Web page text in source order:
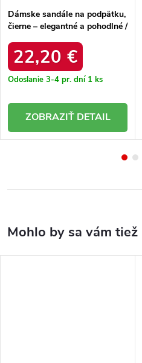
Dámske sandále na podpätku,
čierne – elegantné a pohodlné /
22,20 €
Odoslanie 3-4 pr. dní 1 ks
DETAIL